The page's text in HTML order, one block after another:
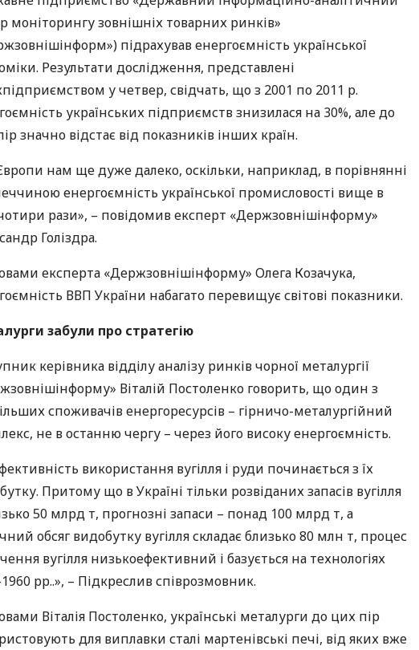
КАРТОК
КЕШБЕКУ
ПУТІВНИКИ ПО
моніторингу зовнішніх товарних ринків»
підрахував енергоємність української
Результати дослідження, представлені
у четвер, свідчать, що з 2001 по 2011 р.
українських підприємств знизилася на 30%, але до
значно відстає від показників інших країн.
нам ще дуже далеко, оскільки, наприклад, в порівнянні
енергоємність української промисловості вище в
рази», – повідомив експерт «Держзовнішінформу»
Голіздра.
експерта «Держзовнішінформу» Олега Козачука,
ВВП України набагато перевищує світові показники.
забули про стратегію
керівника відділу аналізу ринків чорної металургії
Віталій Постоленко говорить, що один з
споживачів енергоресурсів – гірничо-металургійний
не в останню чергу – через його високу енергоємність.
використання вугілля і руди починається з їх
Притому що в Україні тільки розвіданих запасів вугілля
50 млрд т, прогнозні запаси – понад 100 млрд т, а
обсяг видобутку вугілля складає близько 80 млн т, процес
вугілля низькоефективний і базується на технологіях
рр..», – Підкреслив співрозмовник.
Віталія Постоленко, українські металурги до цих пір
для виплавки сталі мартенівські печі, від яких вже